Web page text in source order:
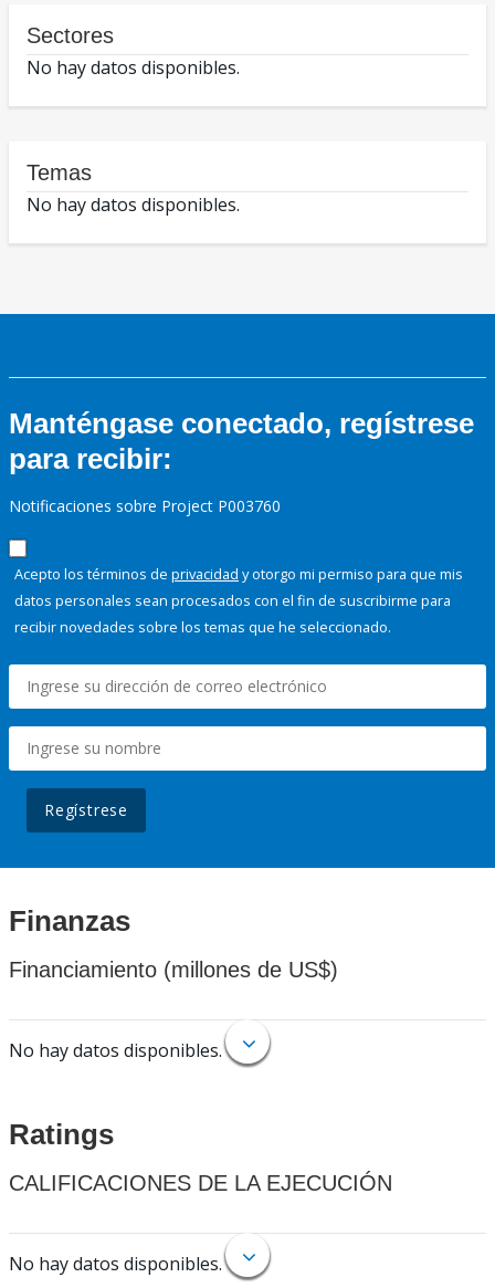
Sectores
No hay datos disponibles.
Temas
No hay datos disponibles.
Manténgase conectado, regístrese
para recibir:
Notificaciones sobre Project P003760
Acepto los términos de privacidad y otorgo mi permiso para que mis
datos personales sean procesados con el fin de suscribirme para
recibir novedades sobre los temas que he seleccionado.
Regístrese
Finanzas
Financiamiento (millones de US$)
No hay datos disponibles.
Ratings
CALIFICACIONES DE LA EJECUCIÓN
No hay datos disponibles.